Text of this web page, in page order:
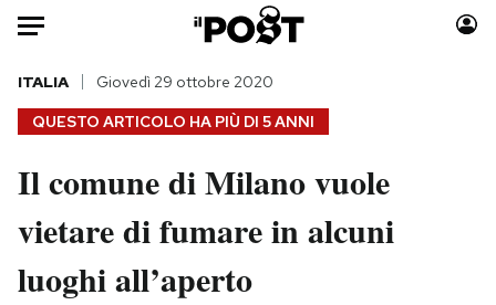
Auto
HOME
Italia
Politica
Tecnologia
Moda
Consumismi
QUESTO ARTICOLO HA PIÙ DI 5 ANNI
ITALIA Giovedì 29 ottobre 2020
Il comune di Milano vuole
vietare di fumare in alcuni
luoghi all’aperto